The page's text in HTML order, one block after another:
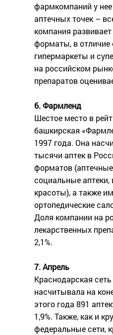
фармкомпаний у
аптечных точек –
компания
форматы, в отличие
гипермаркеты и
на российском
препаратов
6. Фармленд
Шестое место в
башкирская
1997 года. Она
тысячи аптек в
форматов
социальные
красоты), а также
ортопедические
Доля компании на
лекарственных
2,1%.
7. Апрель
Краснодарская
насчитывала на
этого года 891
1,9%. Также, как и
федеральные сети,